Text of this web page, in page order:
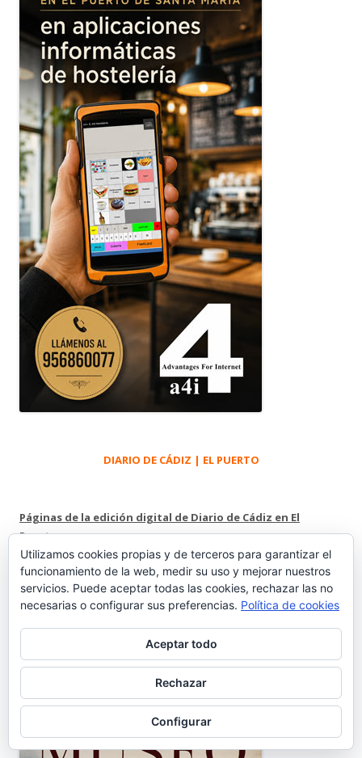
DIARIO DE CÁDIZ | EL PUERTO
Páginas de la edición digital de Diario de Cádiz en El
Puerto.
MUSEO CARGADORES A INDIAS
Utilizamos cookies propias y de terceros para garantizar el
funcionamiento de la web, medir su uso y mejorar nuestros
servicios. Puede aceptar todas las cookies, rechazar las no
necesarias o configurar sus preferencias. Política de cookies
Aceptar todo
Rechazar
Configurar